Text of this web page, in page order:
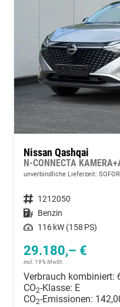
Nissan Qashqai
unverbindliche Lieferzeit:
Fahrzeugnummer 1212050
Kraftstoff Benzin
Leistung 116 kW (158 PS)
29.180,– €
incl. 19% MwSt.
Verbrauch kombiniert:
CO2-Klasse: E
CO2-Emissionen: